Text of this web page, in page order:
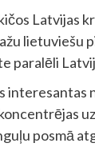
Latvijas
lietuviešu
paralēli
interesantas
posmā